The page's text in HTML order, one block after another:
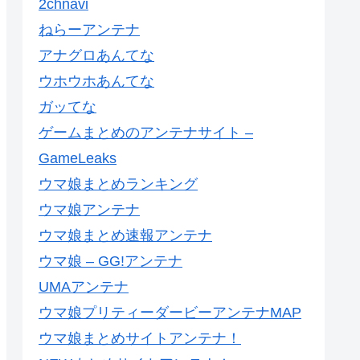
2chnavi
ねらーアンテナ
アナグロあんてな
ウホウホあんてな
ガッてな
ゲームまとめのアンテナサイト –
GameLeaks
ウマ娘まとめランキング
ウマ娘アンテナ
ウマ娘まとめ速報アンテナ
ウマ娘 – GG!アンテナ
UMAアンテナ
ウマ娘プリティーダービーアンテナMAP
ウマ娘まとめサイトアンテナ！